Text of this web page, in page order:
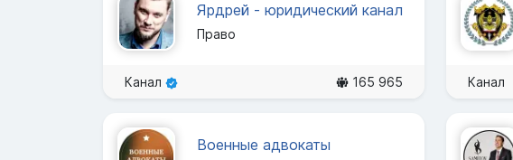
Ярдрей - юридический канал
Право
Канал 165 965 Канал
Военные адвокаты